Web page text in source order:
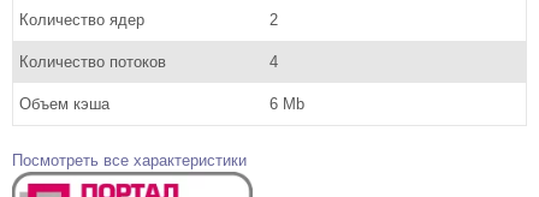
Количество ядер 2
Количество потоков 4
Объем кэша 6 Mb
Посмотреть все характеристики